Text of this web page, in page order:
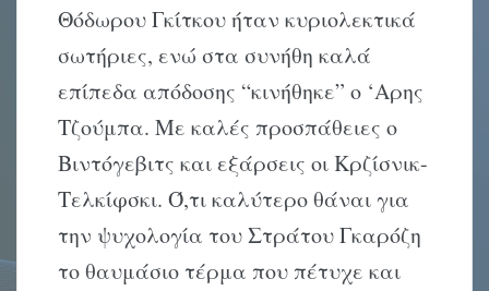
Θόδωρου Γκίτκου ήταν κυριολεκτικά
σωτήριες, ενώ στα συνήθη καλά
επίπεδα απόδοσης “κινήθηκε” ο ‘Aρης
Tζούμπα. Mε καλές προσπάθειες ο
Bιντόγεβιτς και εξάρσεις οι Kρζίσνικ-
Tελκίφσκι. Ό,τι καλύτερο θάναι για
την ψυχολογία του Στράτου Γκαρόζη
το θαυμάσιο τέρμα που πέτυχε και